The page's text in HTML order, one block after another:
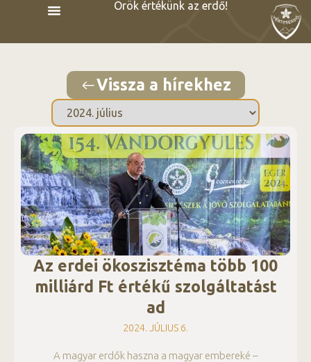
Örök értékünk az erdő!
Vissza a hírekhez
Az erdei ökoszisztéma több 100
milliárd Ft értékű szolgáltatást
ad
2024. JÚLIUS 6.
A magyar erdők haszna a magyar embereké –